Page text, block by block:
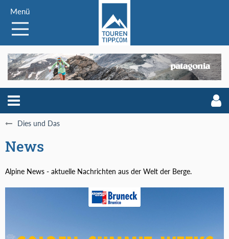
Menü
Dies und Das
News
Alpine News - aktuelle Nachrichten aus der Welt der Berge.